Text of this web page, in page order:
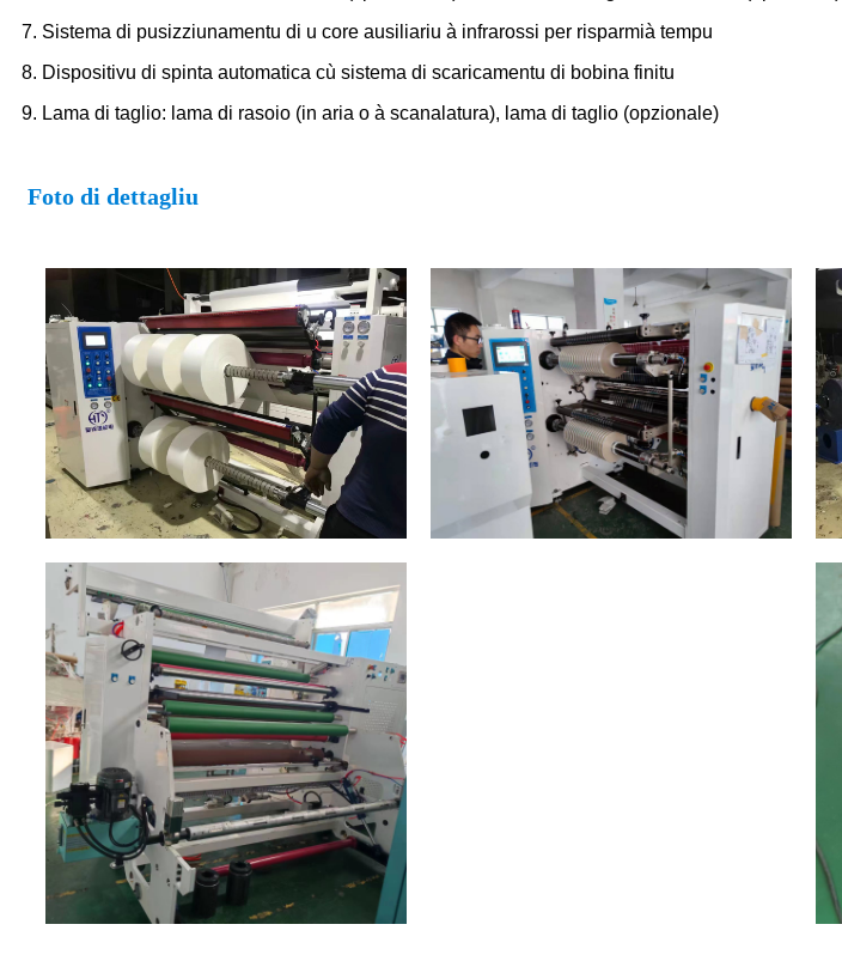
7. Sistema di pusizziunamentu di u core ausiliariu à infrarossi per risparmià tempu
8. Dispositivu di spinta automatica cù sistema di scaricamentu di bobina finitu
9. Lama di taglio: lama di rasoio (in aria o à scanalatura), lama di taglio (opzionale)
Foto di dettagliu